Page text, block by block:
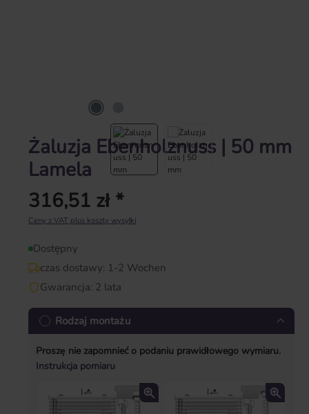
Żaluzja Ebenholznuss | 50 mm
Lamela
Cena regularna:
316,51 zł *
Ceny z VAT plus koszty wysyłki
Dostępny
czas dostawy: 1-2 Wochen
Gwarancja: 2 lata
Rodzaj montażu
Proszę nie zapomnieć o podaniu prawidłowego wymiaru.
Instrukcja pomiaru